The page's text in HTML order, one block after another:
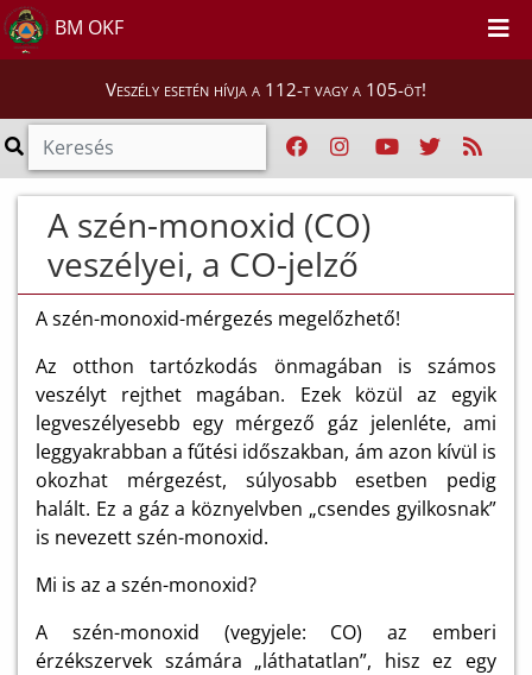
BM OKF
Veszély esetén hívja a 112-t vagy a 105-öt!
A szén-monoxid (CO)
veszélyei, a CO-jelző
A szén-monoxid-mérgezés megelőzhető!
Az otthon tartózkodás önmagában is számos
veszélyt rejthet magában. Ezek közül az egyik
legveszélyesebb egy mérgező gáz jelenléte, ami
leggyakrabban a fűtési időszakban, ám azon kívül is
okozhat mérgezést, súlyosabb esetben pedig
halált. Ez a gáz a köznyelvben „csendes gyilkosnak”
is nevezett szén-monoxid.
Mi is az a szén-monoxid?
A szén-monoxid (vegyjele: CO) az emberi
érzékszervek számára „láthatatlan”, hisz ez egy